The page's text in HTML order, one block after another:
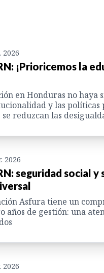
2026
¡Prioricemos la
en Honduras no haya
y las políticas
reduzcan las
2026
seguridad social y
Asfura tiene un
años de gestión: una
2026